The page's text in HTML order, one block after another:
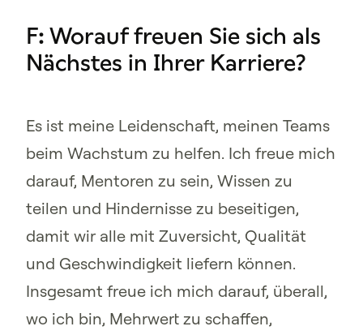
F: Worauf freuen Sie sich als
Nächstes in Ihrer Karriere?
Es ist meine Leidenschaft, meinen Teams
beim Wachstum zu helfen. Ich freue mich
darauf, Mentoren zu sein, Wissen zu
teilen und Hindernisse zu beseitigen,
damit wir alle mit Zuversicht, Qualität
und Geschwindigkeit liefern können.
Insgesamt freue ich mich darauf, überall,
wo ich bin, Mehrwert zu schaffen,